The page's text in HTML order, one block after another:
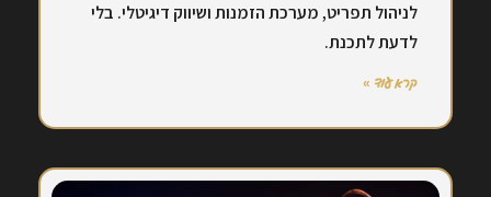
לניהול תפריט, מערכת הזמנות ושיווק דיגיטלי. בלי
לדעת לתכנת.
קרא עוד »